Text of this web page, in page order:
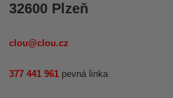
32600 Plzeň
clou@clou.cz
377 441 961 pevná linka